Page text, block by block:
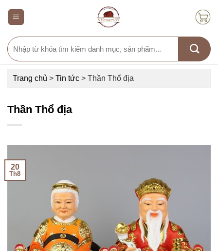
Search
for:
Trang chủ > Tin tức > Thần Thổ địa
Thần Thổ địa
20
Th8